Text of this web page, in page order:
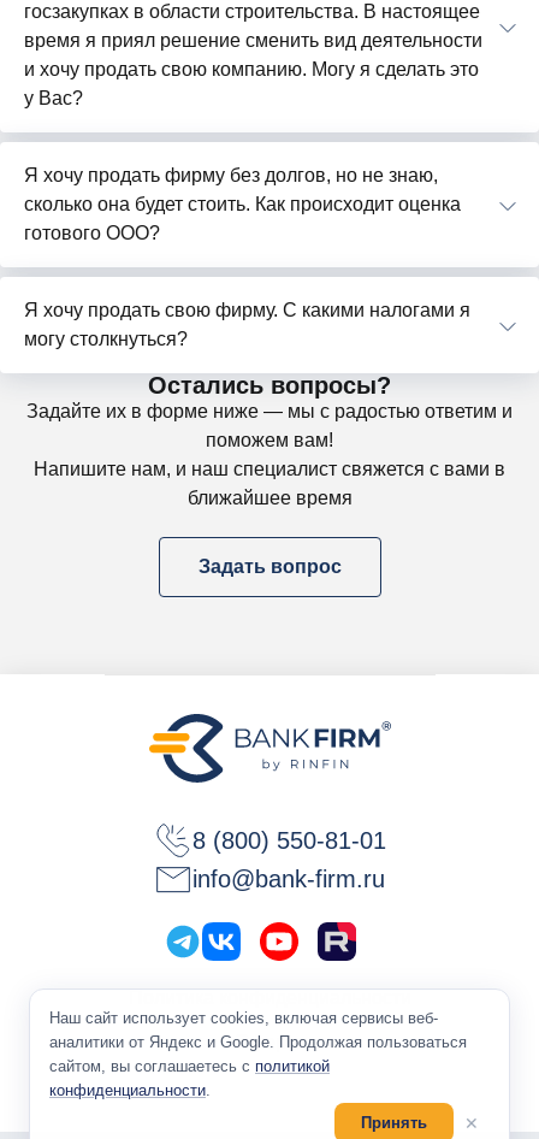
госзакупках в области строительства. В настоящее
время я приял решение сменить вид деятельности
и хочу продать свою компанию. Могу я сделать это
у Вас?
Я хочу продать фирму без долгов, но не знаю,
сколько она будет стоить. Как происходит оценка
готового ООО?
Я хочу продать свою фирму. С какими налогами я
могу столкнуться?
Остались вопросы?
Задайте их в форме ниже — мы с радостью ответим и
поможем вам!
Напишите нам, и наш специалист свяжется с вами в
ближайшее время
Задать вопрос
8 (800) 550-81-01
info@bank-firm.ru
Оферта
Наш сайт использует cookies, включая сервисы веб-
аналитики от Яндекс и Google. Продолжая пользоваться
сайтом, вы соглашаетесь с политикой
конфиденциальности.
Принять
✕